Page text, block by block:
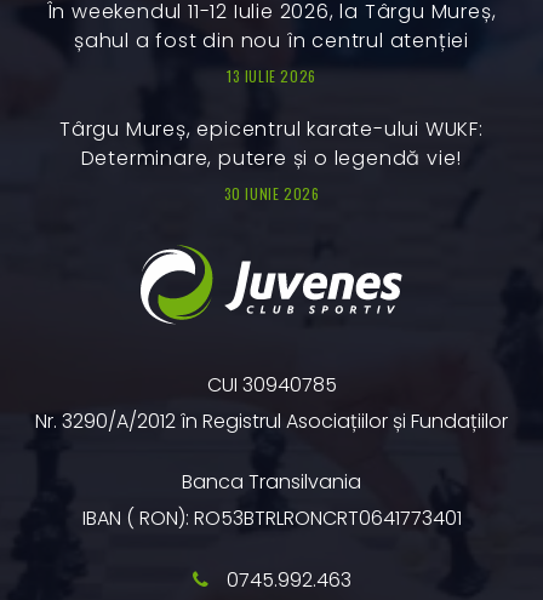
În weekendul 11-12 Iulie 2026, la Târgu Mureș,
șahul a fost din nou în centrul atenției
13 IULIE 2026
Târgu Mureș, epicentrul karate-ului WUKF:
Determinare, putere și o legendă vie!
30 IUNIE 2026
CUI 30940785
Nr. 3290/A/2012 în Registrul Asociațiilor și Fundațiilor
Banca Transilvania
IBAN ( RON): RO53BTRLRONCRT0641773401
0745.992.463